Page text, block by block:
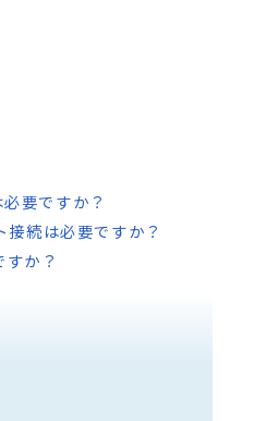
要ですか？
続は必要ですか？
か？